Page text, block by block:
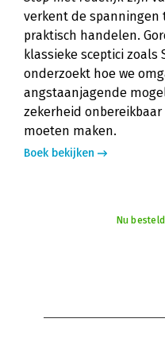
verkent de spanningen
praktisch handelen.
klassieke sceptici zoals
onderzoekt hoe we
angstaanjagende
zekerheid
moeten maken.
Boek bekijken
Nu